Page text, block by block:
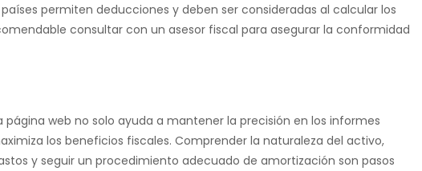
permiten deducciones y deben ser consideradas al calcular los
consultar con un asesor fiscal para asegurar la conformidad
web no solo ayuda a mantener la precisión en los informes
los beneficios fiscales. Comprender la naturaleza del activo,
y seguir un procedimiento adecuado de amortización son pasos